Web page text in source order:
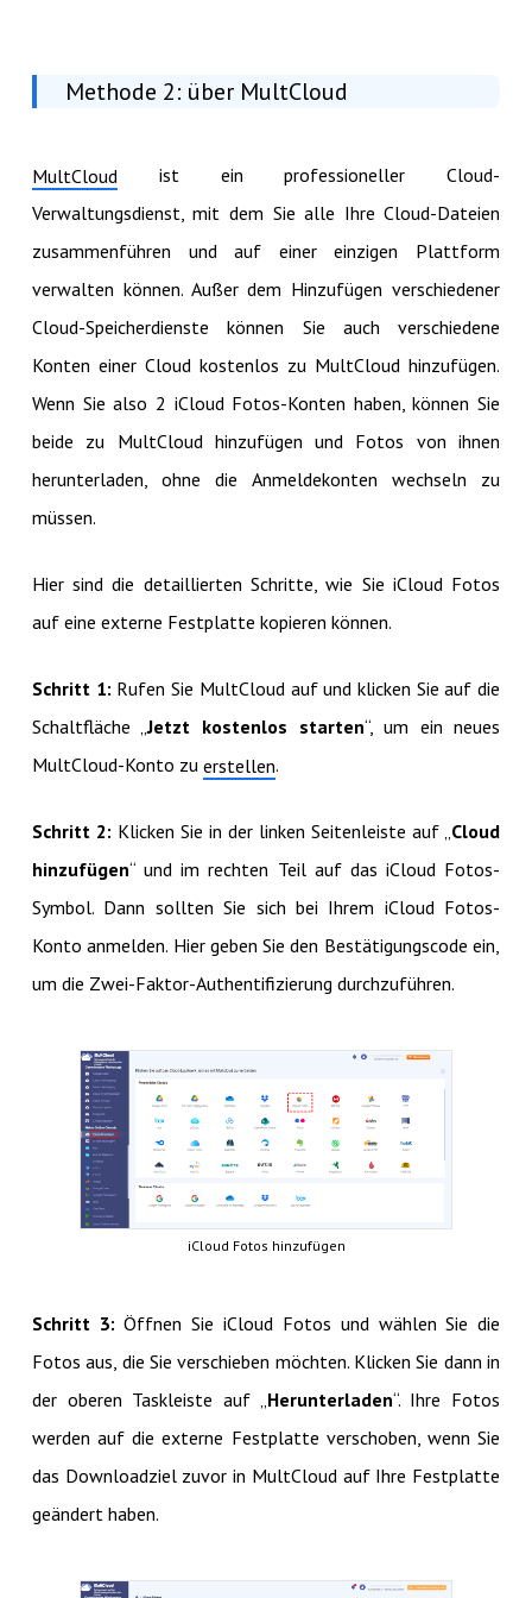
Methode 2: über MultCloud
MultCloud ist ein professioneller Cloud-
Verwaltungsdienst, mit dem Sie alle Ihre Cloud-Dateien
zusammenführen und auf einer einzigen Plattform
verwalten können. Außer dem Hinzufügen verschiedener
Cloud-Speicherdienste können Sie auch verschiedene
Konten einer Cloud kostenlos zu MultCloud hinzufügen.
Wenn Sie also 2 iCloud Fotos-Konten haben, können Sie
beide zu MultCloud hinzufügen und Fotos von ihnen
herunterladen, ohne die Anmeldekonten wechseln zu
müssen.
Hier sind die detaillierten Schritte, wie Sie iCloud Fotos
auf eine externe Festplatte kopieren können.
Schritt 1: Rufen Sie MultCloud auf und klicken Sie auf die
Schaltfläche „Jetzt kostenlos starten“, um ein neues
MultCloud-Konto zu erstellen.
Schritt 2: Klicken Sie in der linken Seitenleiste auf „Cloud
hinzufügen“ und im rechten Teil auf das iCloud Fotos-
Symbol. Dann sollten Sie sich bei Ihrem iCloud Fotos-
Konto anmelden. Hier geben Sie den Bestätigungscode ein,
um die Zwei-Faktor-Authentifizierung durchzuführen.
iCloud Fotos hinzufügen
Schritt 3: Öffnen Sie iCloud Fotos und wählen Sie die
Fotos aus, die Sie verschieben möchten. Klicken Sie dann in
der oberen Taskleiste auf „Herunterladen“. Ihre Fotos
werden auf die externe Festplatte verschoben, wenn Sie
das Downloadziel zuvor in MultCloud auf Ihre Festplatte
geändert haben.